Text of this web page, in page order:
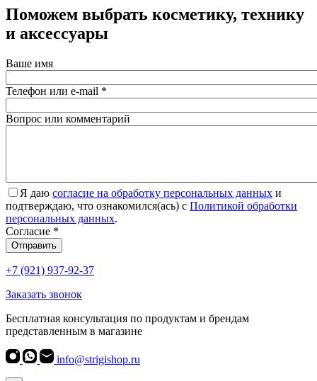
Поможем выбрать косметику, технику
и аксессуары
Ваше имя
Телефон или e-mail *
Вопрос или комментарий
Я даю согласие на обработку персональных данных и
подтверждаю, что ознакомился(ась) с Политикой обработки
персональных данных.
Согласие *
Отправить
+7 (921) 937-92-37
Заказать звонок
Бесплатная консультация по продуктам и брендам
представленным в магазине
info@strigishop.ru